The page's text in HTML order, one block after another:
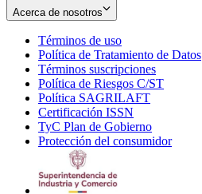
Acerca de nosotros
Términos de uso
in
new
window
Política de Tratamiento de Datos
Términos suscripciones
in
Política de Riesgos C/ST
Política SAGRILAFT
new
window
Certificación ISSN
in
new
TyC Plan de Gobierno
in
Protección del consumidorOpens